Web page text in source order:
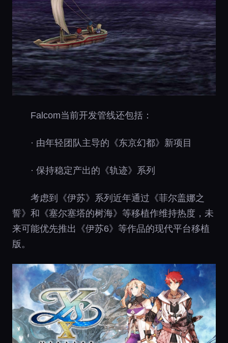
Falcom当前开发管线还包括：
· 由年轻团队主导的《东京幻都》新项目
· 保持稳定产出的《轨迹》系列
考虑到《伊苏》系列近年通过《菲尔盖娜之
誓》和《塞尔塞塔的树海》等移植作维持热度，未
来可能优先推出《伊苏6》等作品的现代平台移植
版。